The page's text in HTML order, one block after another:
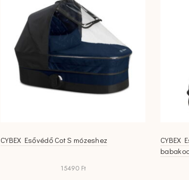
CYBEX Esővédő Cot S mózeshez
15490 Ft
CYBEX